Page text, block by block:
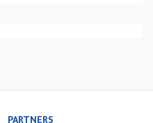
PARTNERS